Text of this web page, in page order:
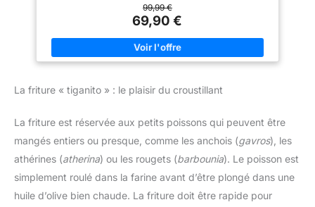
de nettoyer les grilles du
barbecue avec des chiffons non
abrasifs après chaque
la housse incluse
acier émaillé résistent à la rouille et conservent efficacement la
chaleur, permettant d’atteindre des températures constantes
pour des grillades savoureuses Cuisson homogène : La grille
de cuisson en acier plaqué répartit uniformément la chaleur sur
la surface de 1548 cm², offrant suffisamment d’espace pour
cuisiner pour 4 à 6 personnes simultanément Contrôle précis :
cuisson sans jamais avoir à soulever le couvercle Entretien
crochet de couvercle facilitent le déplacement, le rangement et
99,99 €
69,90 €
La friture « tiganito » : le plaisir du croustillant
La friture est réservée aux petits poissons qui peuvent être
mangés entiers ou presque, comme les anchois (gavros), les
athérines (atherina) ou les rougets (barbounia). Le poisson est
simplement roulé dans la farine avant d’être plongé dans une
huile d’olive bien chaude. La friture doit être rapide pour